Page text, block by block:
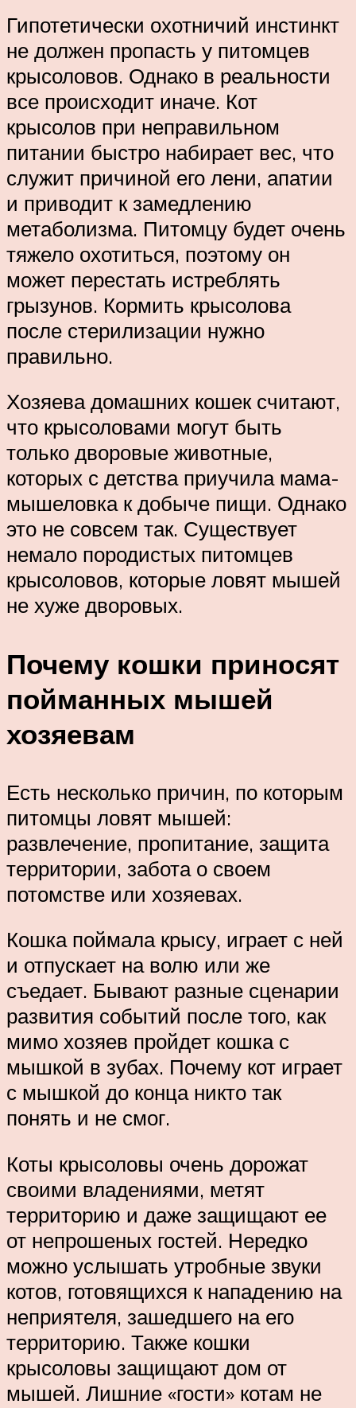
Гипотетически охотничий инстинкт
не должен пропасть у питомцев
крысоловов. Однако в реальности
все происходит иначе. Кот
крысолов при неправильном
питании быстро набирает вес, что
служит причиной его лени, апатии
и приводит к замедлению
метаболизма. Питомцу будет очень
тяжело охотиться, поэтому он
может перестать истреблять
грызунов. Кормить крысолова
после стерилизации нужно
правильно.
Хозяева домашних кошек считают,
что крысоловами могут быть
только дворовые животные,
которых с детства приучила мама-
мышеловка к добыче пищи. Однако
это не совсем так. Существует
немало породистых питомцев
крысоловов, которые ловят мышей
не хуже дворовых.
Почему кошки приносят
пойманных мышей
хозяевам
Есть несколько причин, по которым
питомцы ловят мышей:
развлечение, пропитание, защита
территории, забота о своем
потомстве или хозяевах.
Кошка поймала крысу, играет с ней
и отпускает на волю или же
съедает. Бывают разные сценарии
развития событий после того, как
мимо хозяев пройдет кошка с
мышкой в зубах. Почему кот играет
с мышкой до конца никто так
понять и не смог.
Коты крысоловы очень дорожат
своими владениями, метят
территорию и даже защищают ее
от непрошеных гостей. Нередко
можно услышать утробные звуки
котов, готовящихся к нападению на
неприятеля, зашедшего на его
территорию. Также кошки
крысоловы защищают дом от
мышей. Лишние «гости» котам не